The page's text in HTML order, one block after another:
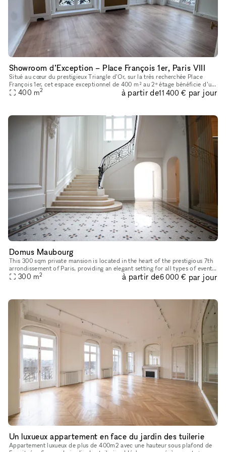
Showroom d’Exception – Place François 1er, Paris VIII
Situé au cœur du prestigieux Triangle d’Or, sur la très recherchée Place
François 1er, cet espace exceptionnel de 400 m² au 2ᵉ étage bénéficie d’un
emplacement premium à quelques pas seulement de la
400 m2 à partir de11 400 € par jour
Domus Maubourg
This 300 sqm private mansion is located in the heart of the prestigious 7th
arrondissement of Paris, providing an elegant setting for all types of events:
product launches, showrooms, press and influ
300 m2 à partir de6 000 € par jour
Un luxueux appartement en face du jardin des tuilerie
Appartement luxueux de plus de 400m2 avec une hauteur sous plafond de